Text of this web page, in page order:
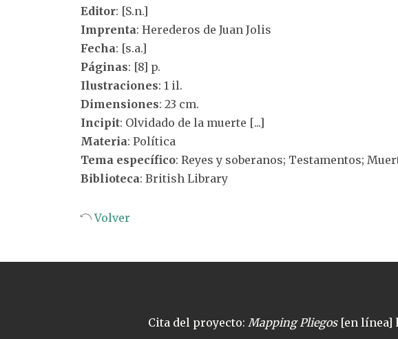
Editor: [S.n.]
Imprenta: Herederos de Juan Jolis
Fecha: [s.a.]
Páginas: [8] p.
Ilustraciones: 1 il.
Dimensiones: 23 cm.
Incipit: Olvidado de la muerte [...]
Materia: Política
Tema específico: Reyes y soberanos; Testamentos;
Biblioteca: British Library
Volver
Cita del proyecto: Mapping Pliegos[en línea]